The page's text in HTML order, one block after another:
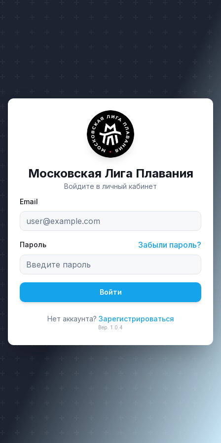
Московская Лига Плавания
Войдите в личный кабинет
Email
Пароль Забыли пароль?
Войти
Нет аккаунта? Зарегистрироваться
Вер. 1.0.4